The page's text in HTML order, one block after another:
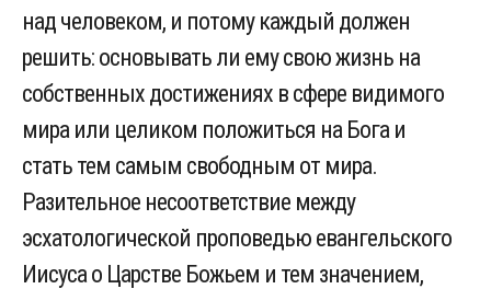
над человеком, и потому каждый должен
решить: основывать ли ему свою жизнь на
собственных достижениях в сфере видимого
мира или целиком положиться на Бога и
стать тем самым свободным от мира.
Разительное несоответствие между
эсхатологической проповедью евангельского
Иисуса о Царстве Божьем и тем значением,